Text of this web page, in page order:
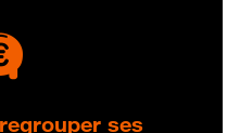
regrouper ses